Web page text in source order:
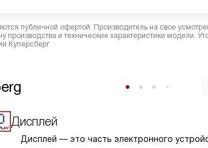
публичной офертой. Производитель на свое
и технические характеристики модели.
Куперсберг
Дисплей
Дисплей — это часть электронного